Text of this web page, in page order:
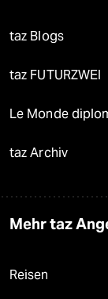
taz Blogs
taz FUTURZWEI
Le Monde
taz Archiv
Mehr taz
Reisen